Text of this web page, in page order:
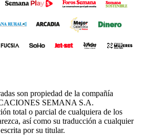
window
son propiedad de la compañía
SEMANA S.A.
total o parcial de cualquiera de los
así como su traducción a cualquier
por su titular.